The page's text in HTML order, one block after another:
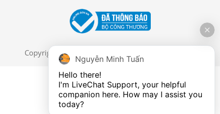
Copyright 2016 by MaxServer. All Rights Reserved.
Nguyễn Minh Tuấn
Hello there!
I'm LiveChat Support, your helpful
companion here. How may I assist you
today?